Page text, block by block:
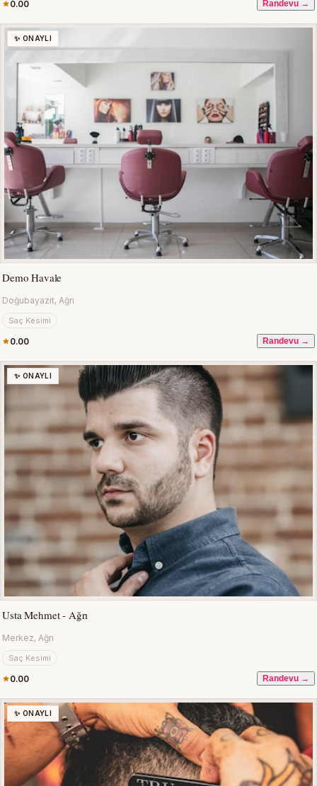
0.00 Randevu →
✨ ONAYLI
Demo Havale
Doğubayazıt, Ağrı
Saç Kesimi
0.00 Randevu →
✨ ONAYLI
Usta Mehmet - Ağrı
Merkez, Ağrı
Saç Kesimi
0.00 Randevu →
✨ ONAYLI